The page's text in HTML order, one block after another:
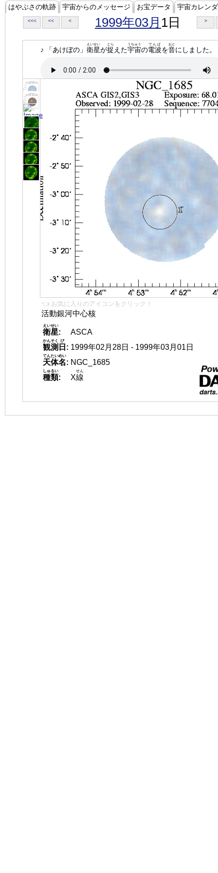
はやぶさの軌跡 宇宙からのメッセージ お宝データ 宇宙カレン
<<< << < 1999年03月 1日 >
♪ 「あけぼの」 衛星
えいせい
が捉
とら
えた宇宙
うちゅう
の電波
でんぱ
を音
おと
にしました。
👈 お気に入りのアイコンをクリック！
活動銀河中心核
衛星
えいせい
:
ASCA
観測
かんそく
日
び
: 1999年02月28日 - 1999年03月01日
天体名
てんたいめい
: NGC_1685
種類
しゅるい
: X線
せん